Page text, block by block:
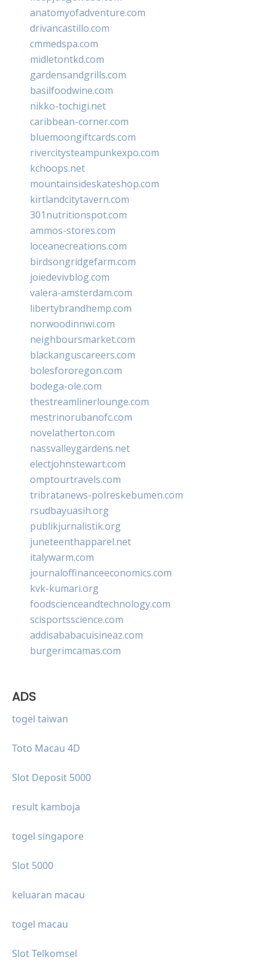
anatomyofadventure.com
drivancastillo.com
cmmedspa.com
midletontkd.com
gardensandgrills.com
basilfoodwine.com
nikko-tochigi.net
caribbean-corner.com
bluemoongiftcards.com
rivercitysteampunkexpo.com
kchoops.net
mountainsideskateshop.com
kirtlandcitytavern.com
301nutritionspot.com
ammos-stores.com
loceanecreations.com
birdsongridgefarm.com
joiedevivblog.com
valera-amsterdam.com
libertybrandhemp.com
norwoodinnwi.com
neighboursmarket.com
blackanguscareers.com
bolesfororegon.com
bodega-ole.com
thestreamlinerlounge.com
mestrinorubanofc.com
novelatherton.com
nassvalleygardens.net
electjohnstewart.com
omptourtravels.com
tribratanews-polreskebumen.com
rsudbayuasih.org
publikjurnalistik.org
juneteenthapparel.net
italywarm.com
journaloffinanceeconomics.com
kvk-kumari.org
foodscienceandtechnology.com
scisportsscience.com
addisababacuisineaz.com
burgerimcamas.com
ADS
togel taiwan
Toto Macau 4D
Slot Deposit 5000
result kamboja
togel singapore
Slot 5000
keluaran macau
togel macau
Slot Telkomsel